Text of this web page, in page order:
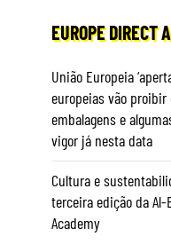
EUROPE DIRECT
União Europeia
europeias vão proibir
embalagens e
vigor já nesta data
Cultura e
terceira edição da Al-
Academy